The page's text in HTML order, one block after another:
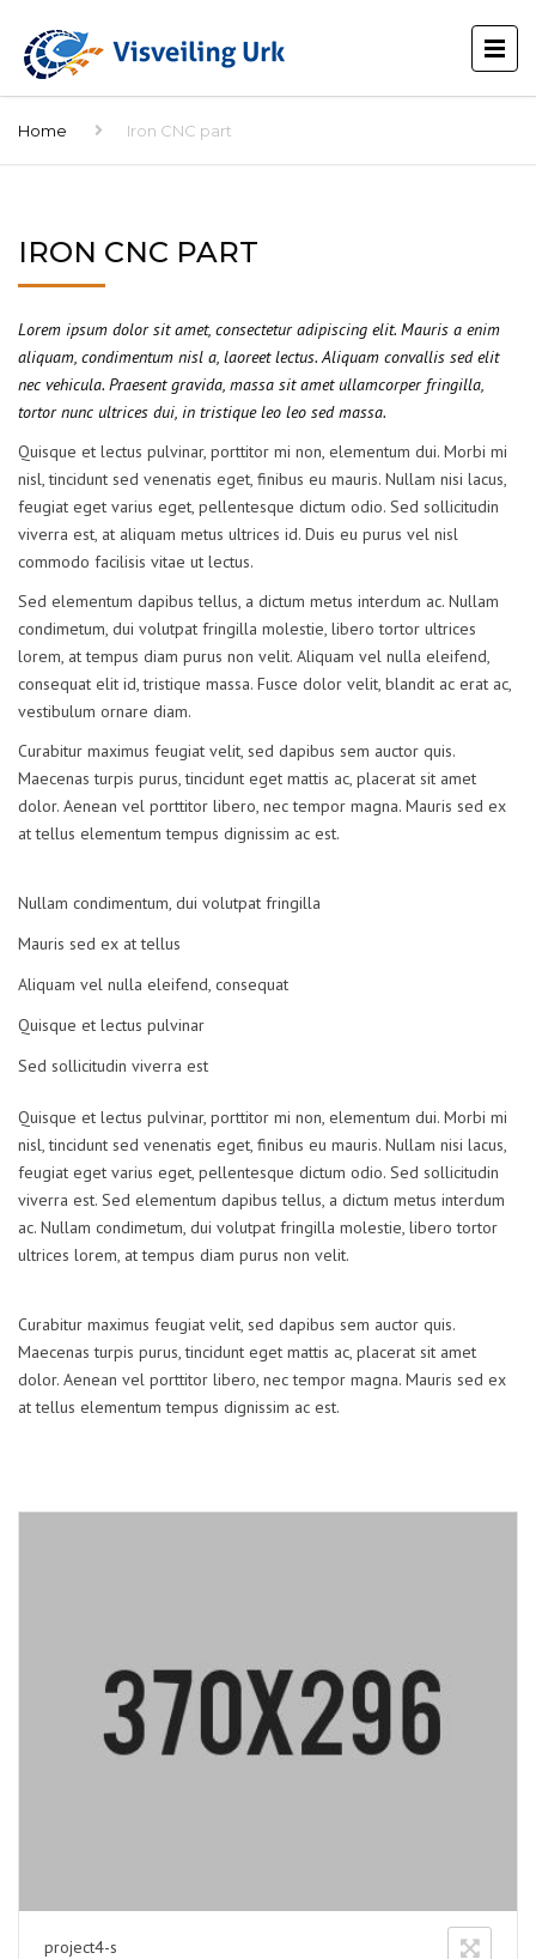
Home Iron CNC part
IRON CNC PART
Lorem ipsum dolor sit amet, consectetur adipiscing elit. Mauris a enim
aliquam, condimentum nisl a, laoreet lectus. Aliquam convallis sed elit
nec vehicula. Praesent gravida, massa sit amet ullamcorper fringilla,
tortor nunc ultrices dui, in tristique leo leo sed massa.
Quisque et lectus pulvinar, porttitor mi non, elementum dui. Morbi mi
nisl, tincidunt sed venenatis eget, finibus eu mauris. Nullam nisi lacus,
feugiat eget varius eget, pellentesque dictum odio. Sed sollicitudin
viverra est, at aliquam metus ultrices id. Duis eu purus vel nisl
commodo facilisis vitae ut lectus.
Sed elementum dapibus tellus, a dictum metus interdum ac. Nullam
condimetum, dui volutpat fringilla molestie, libero tortor ultrices
lorem, at tempus diam purus non velit. Aliquam vel nulla eleifend,
consequat elit id, tristique massa. Fusce dolor velit, blandit ac erat ac,
vestibulum ornare diam.
Curabitur maximus feugiat velit, sed dapibus sem auctor quis.
Maecenas turpis purus, tincidunt eget mattis ac, placerat sit amet
dolor. Aenean vel porttitor libero, nec tempor magna. Mauris sed ex
at tellus elementum tempus dignissim ac est.
Nullam condimentum, dui volutpat fringilla
Mauris sed ex at tellus
Aliquam vel nulla eleifend, consequat
Quisque et lectus pulvinar
Sed sollicitudin viverra est
Quisque et lectus pulvinar, porttitor mi non, elementum dui. Morbi mi
nisl, tincidunt sed venenatis eget, finibus eu mauris. Nullam nisi lacus,
feugiat eget varius eget, pellentesque dictum odio. Sed sollicitudin
viverra est. Sed elementum dapibus tellus, a dictum metus interdum
ac. Nullam condimetum, dui volutpat fringilla molestie, libero tortor
ultrices lorem, at tempus diam purus non velit.
Curabitur maximus feugiat velit, sed dapibus sem auctor quis.
Maecenas turpis purus, tincidunt eget mattis ac, placerat sit amet
dolor. Aenean vel porttitor libero, nec tempor magna. Mauris sed ex
at tellus elementum tempus dignissim ac est.
project4-s